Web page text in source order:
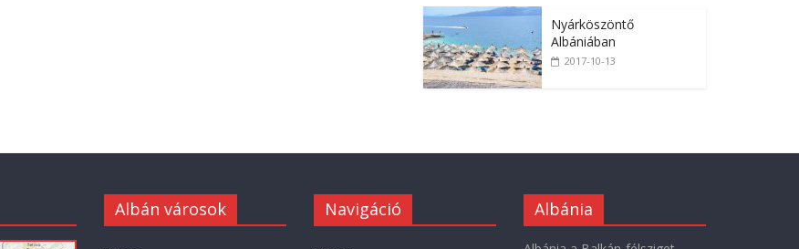
Nyárköszöntő
Albániában
2017-10-13
Albán városok Navigáció Albánia